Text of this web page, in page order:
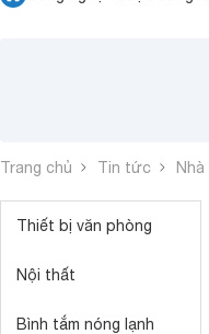
Trang chủ Tin tức
Thiết bị văn phòng
Nội thất
Bình tắm nóng lạnh